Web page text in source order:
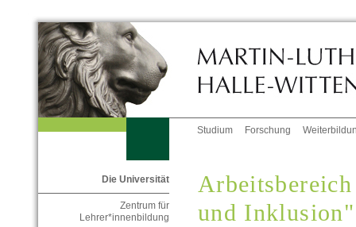
Studium Forschung
Die Universität
Zentrum für
Lehrer*innenbildung
und Inklusion"